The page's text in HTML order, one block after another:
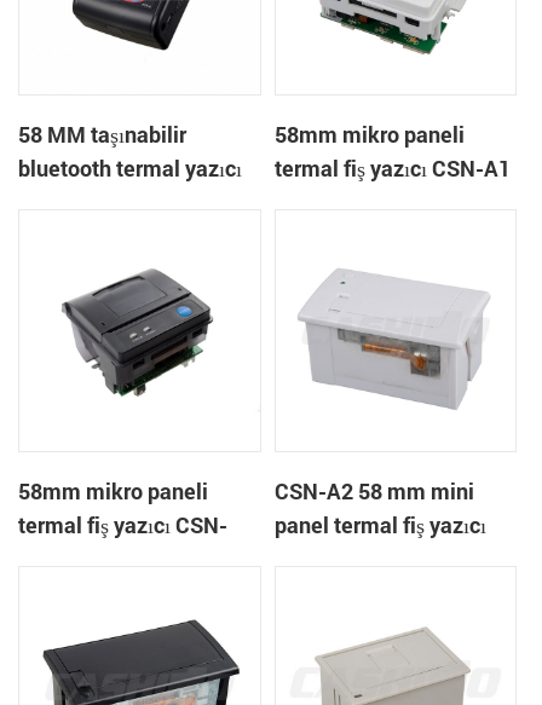
58 MM taşınabilir
bluetooth termal yazıcı
58mm mikro paneli
termal fiş yazıcı CSN-A1
58mm mikro paneli
termal fiş yazıcı CSN-
CSN-A2 58 mm mini
panel termal fiş yazıcı